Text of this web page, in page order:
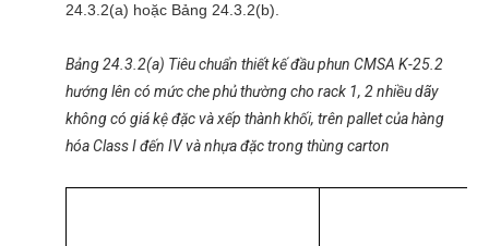
24.3.2(a) hoặc Bảng 24.3.2(b).
Bảng 24.3.2(a) Tiêu chuẩn thiết kế đầu phun CMSA K-25.2
hướng lên có mức che phủ thường cho rack 1, 2 nhiều dãy
không có giá kệ đặc và xếp thành khối, trên pallet của hàng
hóa Class I đến IV và nhựa đặc trong thùng carton